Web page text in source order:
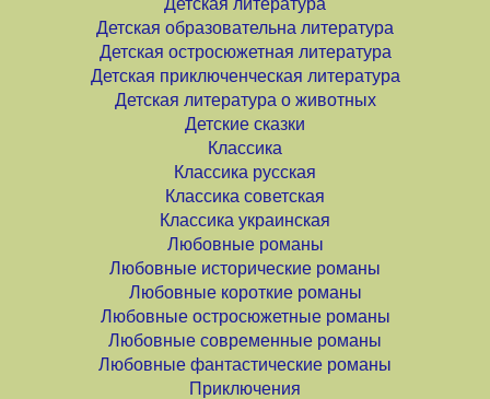
Детская литература
Детская образовательна литература
Детская остросюжетная литература
Детская приключенческая литература
Детская литература о животных
Детские сказки
Классика
Классика русская
Классика советская
Классика украинская
Любовные романы
Любовные исторические романы
Любовные короткие романы
Любовные остросюжетные романы
Любовные современные романы
Любовные фантастические романы
Приключения